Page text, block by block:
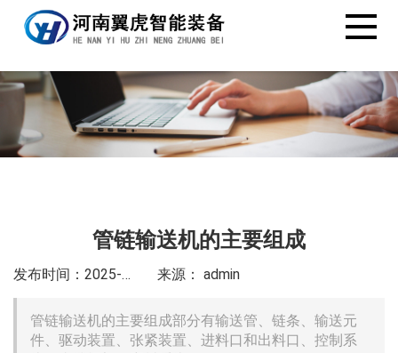
管链输送机的主要组成
发布时间：2025-4-9 来源： admin
管链输送机的主要组成部分有输送管、链条、输送元
件、驱动装置、张紧装置、进料口和出料口、控制系